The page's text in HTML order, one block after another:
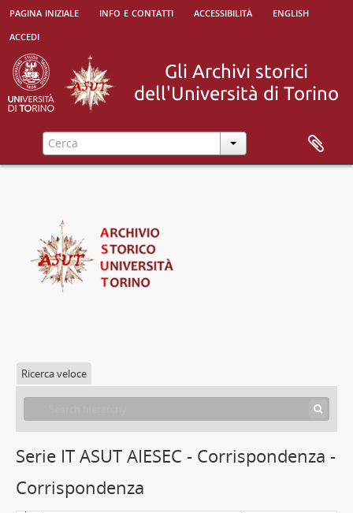
pagina iniziale info e contatti accessibilità
english
accedi
Ricerca veloce
Serie IT ASUT AIESEC - Corrispondenza -
Corrispondenza